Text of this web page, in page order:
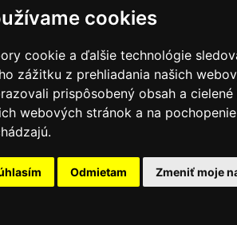
cookies
cookie a ďalšie technológie
zážitku z prehliadania našich
prispôsobený obsah a
webových stránok a na
Odmietam Zmeniť moje
|Hovorca KBS
SSV|Katolícke noviny|Výveska|Do
Cookies
- 2026